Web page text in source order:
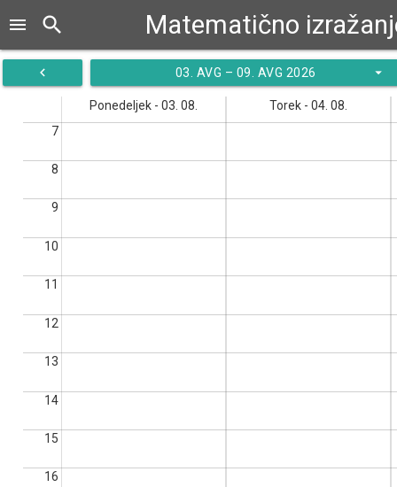
Matematično
menu search
navigate_before 03. AVG – 09. AVG 2026 arrow_drop_down
Ponedeljek - 03. 08.
Torek - 04. 08.
7
8
9
10
11
12
13
14
15
16